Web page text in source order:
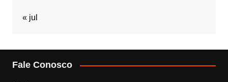
« jul
Fale Conosco